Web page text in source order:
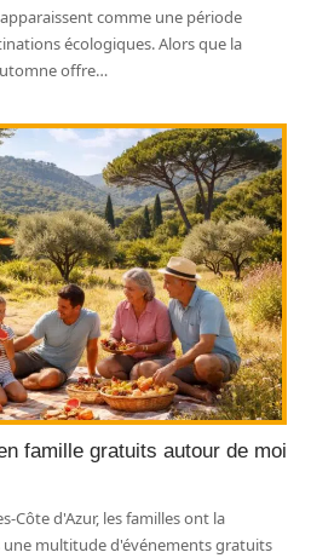
comme une période
écologiques. Alors que la
offre…
famille gratuits autour de moi
Côte d'Azur, les familles ont la
une multitude d'événements gratuits